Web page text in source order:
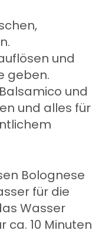
und
geben.
und
und alles für
Bolognese
für die
Wasser
ca. 10 Minuten